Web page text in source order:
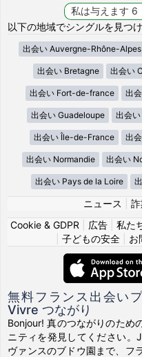
以下の地域でシングルを見つ
出会い Auvergne-Rhône-Alpes
出会い Bretagne 出会い
出会い Fort-de-france 出
出会い Guadeloupe 出会
出会い Île-de-France 出
出会い Normandie 出会い
出会い Pays de la Loire
ニュース
Cookie & GDPR
広告 私た
子どもの安全| お
無料フランス出会い
Vivre つながり
Bonjour! 真のつながりのため
ニティを発見してください。
ヴァンスのブドウ園まで、フ